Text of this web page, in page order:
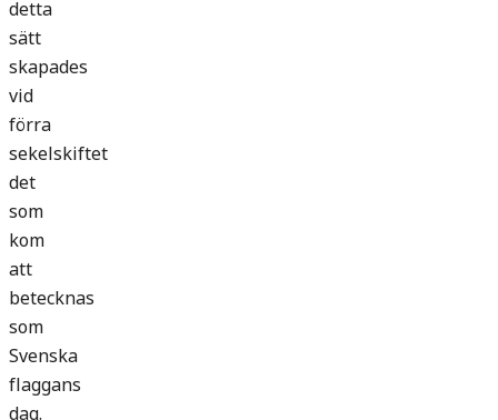
detta
sätt
skapades
vid
förra
sekelskiftet
det
som
kom
att
betecknas
som
Svenska
flaggans